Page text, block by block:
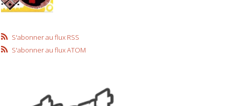
S'abonner au flux RSS
S'abonner au flux ATOM